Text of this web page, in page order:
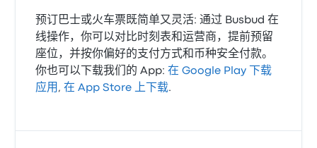
预订巴士或火车票既简单又灵活: 通过 Busbud 在
线操作，你可以对比时刻表和运营商，提前预留
座位，并按你偏好的支付方式和币种安全付款。
你也可以下载我们的 App:在 Google Play 下载
应用 ,在 App Store 上下载.